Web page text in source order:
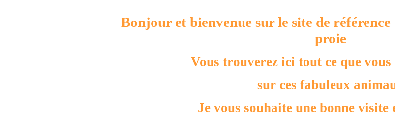
Bonjour et bienvenue sur le site de référence
proie
Vous trouverez ici tout ce que
sur ces fabuleux
Je vous souhaite une bonne visite